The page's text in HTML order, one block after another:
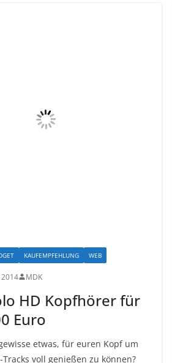
KAUFEMPFEHLUNG WEB
MDK
HD Kopfhörer für
Euro
etwas, für euren Kopf um
voll genießen zu können?